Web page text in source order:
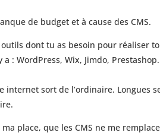
de budget et à cause des CMS.
dont tu as besoin pour réaliser
: WordPress, Wix, Jimdo,
internet sort de l’ordinaire. Longues
place, que les CMS ne me